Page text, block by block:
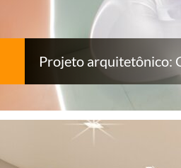
Projeto arquitetônico: